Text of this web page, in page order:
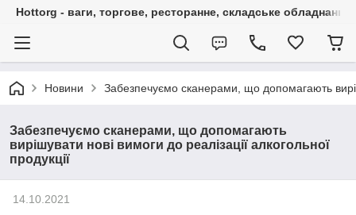
Hottorg - ваги, торгове, ресторанне, складське обладнання
Новини Забезпечуємо сканерами, що допомагають
Забезпечуємо сканерами, що допомагають
вирішувати нові вимоги до реалізації алкогольної
продукції
14.10.2021